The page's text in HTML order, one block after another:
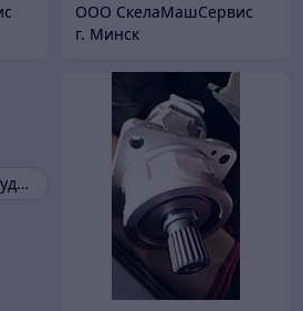
ООО СкелаМашСервис
г. Минск
Гидравлическое оборудование